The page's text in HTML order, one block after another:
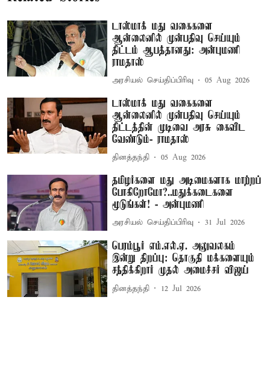
டாஸ்மாக் மது வகைகளை
ஆன்லைனில் முன்பதிவு செய்யும்
திட்டம் ஆபத்தானது: அன்புமணி
ராமதாஸ்
அரசியல் செய்திப்பிரிவு 05 Aug 2026
டாஸ்மாக் மது வகைகளை
ஆன்லைனில் முன்பதிவு செய்யும்
திட்டத்தின் முடிவை அரசு கைவிட
வேண்டும்- ராமதாஸ்
தினத்தந்தி 05 Aug 2026
தமிழர்களை மது அடிமைகளாக மாற்றப்
போகிறோமோ?..மதுக்கடைகளை
மூடுங்கள்! - அன்புமணி
அரசியல் செய்திப்பிரிவு 31 Jul 2026
பெரம்பூர் எம்.எல்.ஏ. அலுவலகம்
இன்று திறப்பு: தொகுதி மக்களையும்
சந்திக்கிறார் முதல் அமைச்சர் விஜய்
தினத்தந்தி 12 Jul 2026